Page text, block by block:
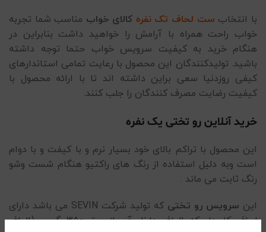
با انتخاب ست لحاف تک نفرهکالای خواب مناسب شما تجربه
خواب راحت همراه با آرامش را خواهید داشت بنابراین در
هنگام خرید به کیفیت سرویس خواب حتما توجه داشته
باشید. تولیدکنندگان این محصول با رعایت تمامی استاندارهای
کیفی روزدنیا سعی براین داشته اند تا با ارائه محصول با
کیفیت رضایت مصرف کنندگان را جلب کنند.
خرید آنلاین رو تختی یک نفره
این محصول با تراکم بالای خود بسیار نرم و با کیفت و با دوام
است وبه دلیل استفاده از رنگ های راکتیو هنگام شست وشو
رنگ ثابت می ماند .
این سرویس رو تختی
که تولید شرکت SEVIN می باشد دارای
لحاف کاوردار که الیاف داخل آن از ورق 350 گرمی (الیاف